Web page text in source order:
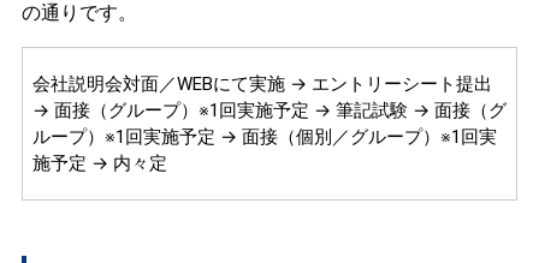
の通りです。
会社説明会対面／WEBにて実施 → エントリーシート提出
→ 面接（グループ）※1回実施予定 → 筆記試験 → 面接（グ
ループ）※1回実施予定 → 面接（個別／グループ）※1回実
施予定 → 内々定